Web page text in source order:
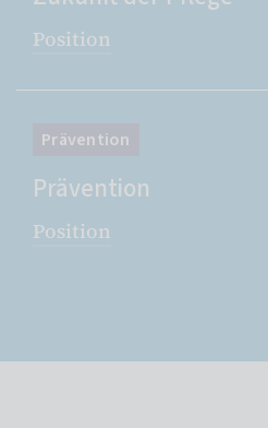
Position
Prävention
Prävention
Position